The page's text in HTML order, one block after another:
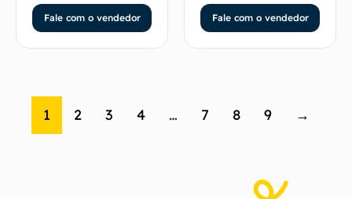
Fale com o vendedor Fale com o vendedor
1 2 3 4 … 7 8 9 →